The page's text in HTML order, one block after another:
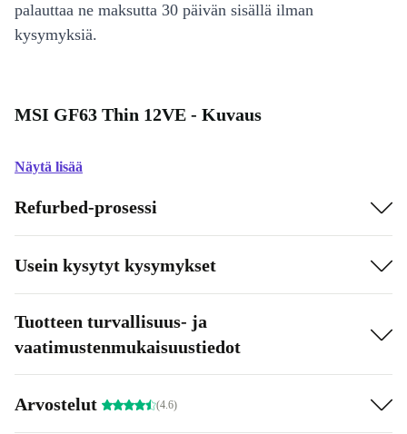
palauttaa ne maksutta 30 päivän sisällä ilman
kysymyksiä.
MSI GF63 Thin 12VE - Kuvaus
Näytä lisää
Refurbed-prosessi
Usein kysytyt kysymykset
Tuotteen turvallisuus- ja
vaatimustenmukaisuustiedot
Arvostelut (4.6)